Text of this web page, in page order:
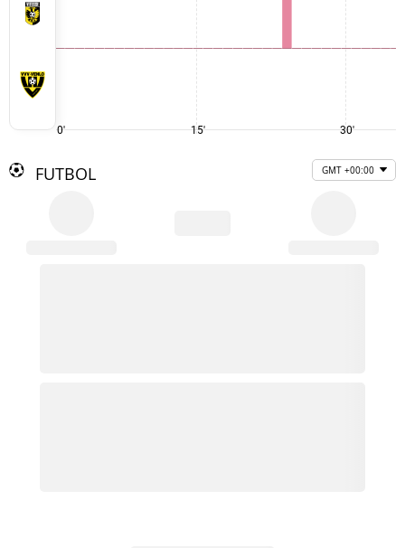
0' 15' 30'
FUTBOL GMT +00:00